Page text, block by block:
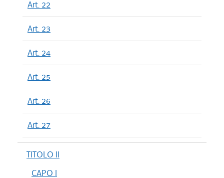
Art. 22
Art. 23
Art. 24
Art. 25
Art. 26
Art. 27
TITOLO II
CAPO I